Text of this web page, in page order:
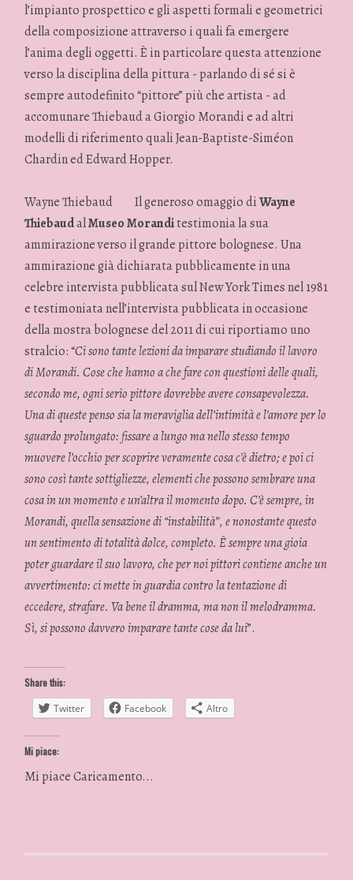
l’impianto prospettico e gli aspetti formali e geometrici
della composizione attraverso i quali fa emergere
l’anima degli oggetti. È in particolare questa attenzione
verso la disciplina della pittura - parlando di sé si è
sempre autodefinito “pittore” più che artista - ad
accomunare Thiebaud a Giorgio Morandi e ad altri
modelli di riferimento quali Jean-Baptiste-Siméon
Chardin ed Edward Hopper.
Wayne Thiebaud Il generoso omaggio diWayne
ThiebaudalMuseo Moranditestimonia la sua
ammirazione verso il grande pittore bolognese. Una
ammirazione già dichiarata pubblicamente in una
celebre intervista pubblicata sul New York Times nel 1981
e testimoniata nell’intervista pubblicata in occasione
della mostra bolognese del 2011 di cui riportiamo uno
stralcio: “Ci sono tante lezioni da imparare studiando il lavoro
di Morandi. Cose che hanno a che fare con questioni delle quali,
secondo me, ogni serio pittore dovrebbe avere consapevolezza.
Una di queste penso sia la meraviglia dell’intimità e l’amore per lo
sguardo prolungato: fissare a lungo ma nello stesso tempo
muovere l’occhio per scoprire veramente cosa c’è dietro; e poi ci
sono così tante sottigliezze, elementi che possono sembrare una
cosa in un momento e un’altra il momento dopo. C’è sempre, in
Morandi, quella sensazione di “instabilità”, e nonostante questo
un sentimento di totalità dolce, completo. È sempre una gioia
poter guardare il suo lavoro, che per noi pittori contiene anche un
avvertimento: ci mette in guardia contro la tentazione di
eccedere, strafare. Va bene il dramma, ma non il melodramma.
Sì, si possono davvero imparare tante cose da lui”.
Share this:
Twitter
Facebook Altro
Mi piace:
Mi piaceCaricamento...